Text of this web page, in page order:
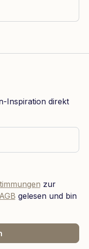
Inspiration direkt
zur
AGB gelesen und bin